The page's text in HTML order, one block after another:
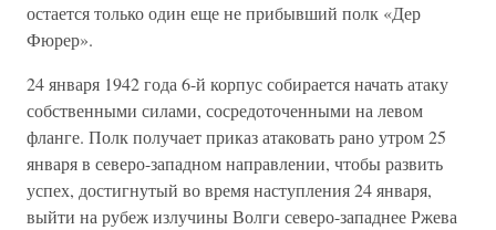
остается только один еще не прибывший полк «Дер
Фюрер».
24 января 1942 года 6-й корпус собирается начать атаку
собственными силами, сосредоточенными на левом
фланге. Полк получает приказ атаковать рано утром 25
января в северо-западном направлении, чтобы развить
успех, достигнутый во время наступления 24 января,
выйти на рубеж излучины Волги северо-западнее Ржева